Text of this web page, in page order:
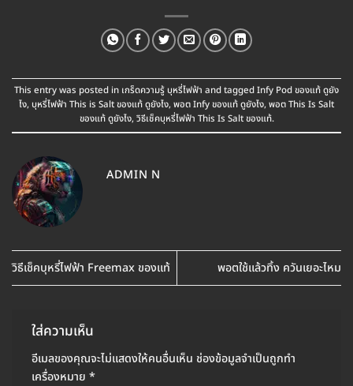
This entry was posted in เกร็ดความรู้ บุหรี่ไฟฟ้า and taggedInfy Pod ของแท้ ดูยัง
ไง, บุหรี่ไฟฟ้า This is Salt ของแท้ ดูยังไง, พอต Infy ของแท้ ดูยังไง, พอต This Is Salt
ของแท้ ดูยังไง, วิธีเช็คบุหรี่ไฟฟ้า This Is Salt ของแท้.
ADMIN N
วิธีเช็คบุหรี่ไฟฟ้า Freemax ของแท้ พอตใช้แล้วทิ้ง ควันเยอะไหม
ใส่ความเห็น
อีเมลของคุณจะไม่แสดงให้คนอื่นเห็น ช่องข้อมูลจำเป็นถูกทำ
เครื่องหมาย *